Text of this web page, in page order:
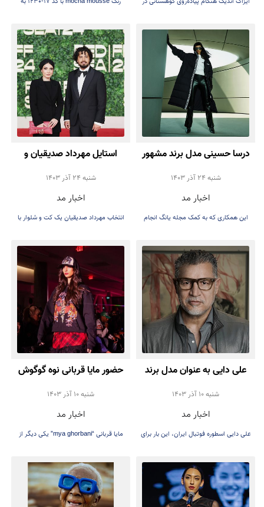
درسا حسینی مدل برند مشهور
پوما شدشنبه 24 آذر 1403
اخبار مد
این همکاری که به کمک مجله یانگ انجام
استایل مهرداد صدیقیان و
سمیرا حسن پور در اختتامیه
جشنواره فیلم دریای سرخ
شنبه 24 آذر 1403
اخبار مد
انتخاب مهرداد صدیقیان یک کت و شلوار با
علی دایی به عنوان مدل برند
عینک جلوی دوربین رفت
شنبه 10 آذر 1403
اخبار مد
علی دایی اسطوره فوتبال ایران، این بار برای
شد.
حضور مایا قربانی نوه گوگوش
در هفته مد لس آنجلس
شنبه 10 آذر 1403
اخبار مد
مایا قربانی “mya ghorbani” یکی دیگر از